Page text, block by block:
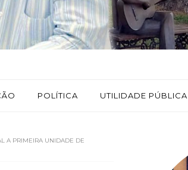
POLÍTICA UTILIDADE PÚBLICA
A PRIMEIRA UNIDADE DE